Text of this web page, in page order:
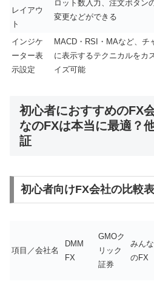
レイアウ
ト
ロット数入力、注文ボタン
変更などができる
インジケ
ーター表
示設定
MACD・RSI・MAなど、チ
に表示するテクニカルをカ
イズ可能
初心者におすすめのFX
なのFXは本当に最適？
証
初心者向けFX会社の比較
項目／会社名
DMM
FX
GMOク
リック
証券
みんな
のFX